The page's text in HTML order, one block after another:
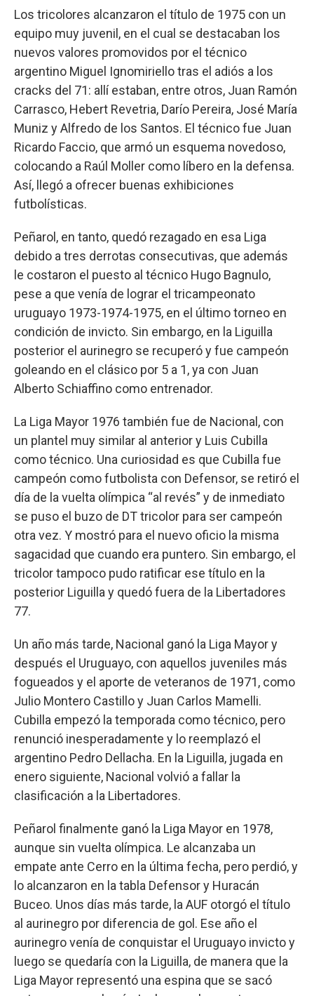
Los tricolores alcanzaron el título de 1975 con un
equipo muy juvenil, en el cual se destacaban los
nuevos valores promovidos por el técnico
argentino Miguel Ignomiriello tras el adiós a los
cracks del 71: allí estaban, entre otros, Juan Ramón
Carrasco, Hebert Revetria, Darío Pereira, José María
Muniz y Alfredo de los Santos. El técnico fue Juan
Ricardo Faccio, que armó un esquema novedoso,
colocando a Raúl Moller como líbero en la defensa.
Así, llegó a ofrecer buenas exhibiciones
futbolísticas.
Peñarol, en tanto, quedó rezagado en esa Liga
debido a tres derrotas consecutivas, que además
le costaron el puesto al técnico Hugo Bagnulo,
pese a que venía de lograr el tricampeonato
uruguayo 1973-1974-1975, en el último torneo en
condición de invicto. Sin embargo, en la Liguilla
posterior el aurinegro se recuperó y fue campeón
goleando en el clásico por 5 a 1, ya con Juan
Alberto Schiaffino como entrenador.
La Liga Mayor 1976 también fue de Nacional, con
un plantel muy similar al anterior y Luis Cubilla
como técnico. Una curiosidad es que Cubilla fue
campeón como futbolista con Defensor, se retiró el
día de la vuelta olímpica “al revés” y de inmediato
se puso el buzo de DT tricolor para ser campeón
otra vez. Y mostró para el nuevo oficio la misma
sagacidad que cuando era puntero. Sin embargo, el
tricolor tampoco pudo ratificar ese título en la
posterior Liguilla y quedó fuera de la Libertadores
77.
Un año más tarde, Nacional ganó la Liga Mayor y
después el Uruguayo, con aquellos juveniles más
fogueados y el aporte de veteranos de 1971, como
Julio Montero Castillo y Juan Carlos Mamelli.
Cubilla empezó la temporada como técnico, pero
renunció inesperadamente y lo reemplazó el
argentino Pedro Dellacha. En la Liguilla, jugada en
enero siguiente, Nacional volvió a fallar la
clasificación a la Libertadores.
Peñarol finalmente ganó la Liga Mayor en 1978,
aunque sin vuelta olímpica. Le alcanzaba un
empate ante Cerro en la última fecha, pero perdió, y
lo alcanzaron en la tabla Defensor y Huracán
Buceo. Unos días más tarde, la AUF otorgó el título
al aurinegro por diferencia de gol. Ese año el
aurinegro venía de conquistar el Uruguayo invicto y
luego se quedaría con la Liguilla, de manera que la
Liga Mayor representó una espina que se sacó